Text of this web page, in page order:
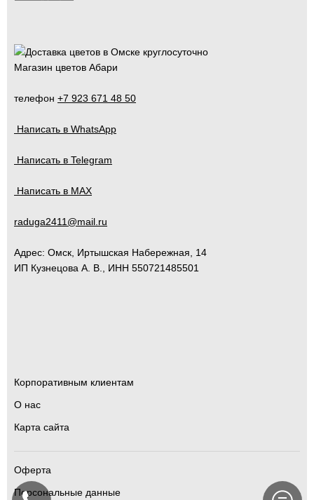
Магазин цветов Абари
телефон +7 923 671 48 50
Написать в WhatsApp
Написать в Telegram
Написать в MAX
raduga2411@mail.ru
Адрес: Омск Иртышская Набережная, 14
ИП Кузнецова А. В., ИНН 550721485501
Корпоративным клиентам
О нас
Карта сайта
Оферта
Персональные данные